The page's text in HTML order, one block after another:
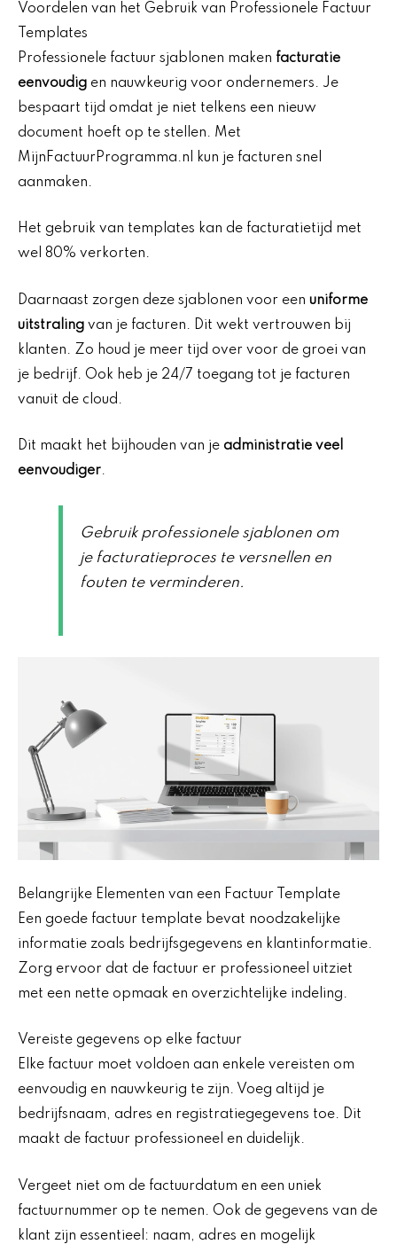
Voordelen van het Gebruik van Professionele Factuur
Templates
Professionele factuur sjablonen maken facturatie
eenvoudig en nauwkeurig voor ondernemers. Je
bespaart tijd omdat je niet telkens een nieuw
document hoeft op te stellen. Met
MijnFactuurProgramma.nl kun je facturen snel
aanmaken.
Het gebruik van templates kan de facturatietijd met
wel 80% verkorten.
Daarnaast zorgen deze sjablonen voor een uniforme
uitstraling van je facturen. Dit wekt vertrouwen bij
klanten. Zo houd je meer tijd over voor de groei van
je bedrijf. Ook heb je 24/7 toegang tot je facturen
vanuit de cloud.
Dit maakt het bijhouden van je administratie veel
eenvoudiger.
Gebruik professionele sjablonen om
je facturatieproces te versnellen en
fouten te verminderen.
Belangrijke Elementen van een Factuur Template
Een goede factuur template bevat noodzakelijke
informatie zoals bedrijfsgegevens en klantinformatie.
Zorg ervoor dat de factuur er professioneel uitziet
met een nette opmaak en overzichtelijke indeling.
Vereiste gegevens op elke factuur
Elke factuur moet voldoen aan enkele vereisten om
eenvoudig en nauwkeurig te zijn. Voeg altijd je
bedrijfsnaam, adres en registratiegegevens toe. Dit
maakt de factuur professioneel en duidelijk.
Vergeet niet om de factuurdatum en een uniek
factuurnummer op te nemen. Ook de gegevens van de
klant zijn essentieel: naam, adres en mogelijk